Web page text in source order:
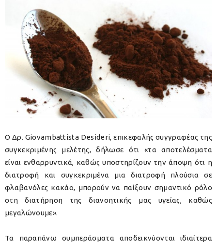
Ο Δρ. Giovambattista Desideri, επικεφαλής συγγραφέας της
συγκεκριμένης μελέτης, δήλωσε ότι «τα αποτελέσματα
είναι ενθαρρυντικά, καθώς υποστηρίζουν την άποψη ότι η
διατροφή και συγκεκριμένα μια διατροφή πλούσια σε
φλαβανόλες κακάο, μπορούν να παίξουν σημαντικό ρόλο
στη διατήρηση της διανοητικής μας υγείας, καθώς
μεγαλώνουμε».
Τα παραπάνω συμπεράσματα αποδεικνύονται ιδιαίτερα